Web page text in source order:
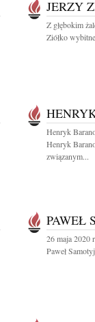
JERZY
Z głębokim
Ziółko
Henryk
Henryk
związanym...
PAWEŁ
26 maja 2020
Paweł